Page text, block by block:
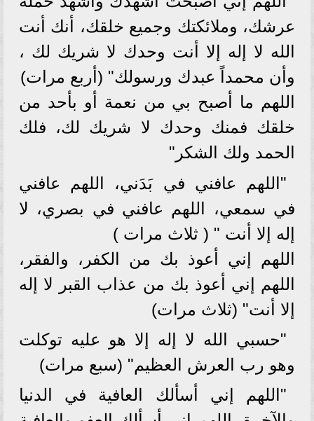
عرشك، وملائكتك وجميع خلقك، أنك أنت
الله لا إله إلا أنت وحدك لا شريك لك ،
وأن محمداً عبدك ورسولك" (أربع مرات)
اللهم ما أصبح بي من نعمة أو بأحد من
خلقك فمنك وحدك لا شريك لك، فلك
الحمد ولك الشكر"
"اللهم عافني في بَدَني، اللهم عافني
في سمعي، اللهم عافني في بصري، لا
إله إلا أنت " ( ثلاث مرات )
اللهم إني أعوذ بك من الكفر، والفقر،
اللهم إني أعوذ بك من عذاب القبر لا إله
إلا أنت" (ثلاث مرات)
"حسبي الله لا إله إلا هو عليه توكلت
وهو رب العرش العظيم" (سبع مرات)
"اللهم إني أسألك العافية في الدنيا